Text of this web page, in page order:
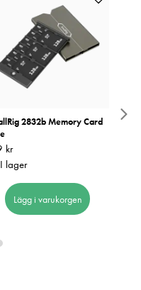
2832b Memory Card
: 179 kr
kr
I lager
Lägg i varukorgen